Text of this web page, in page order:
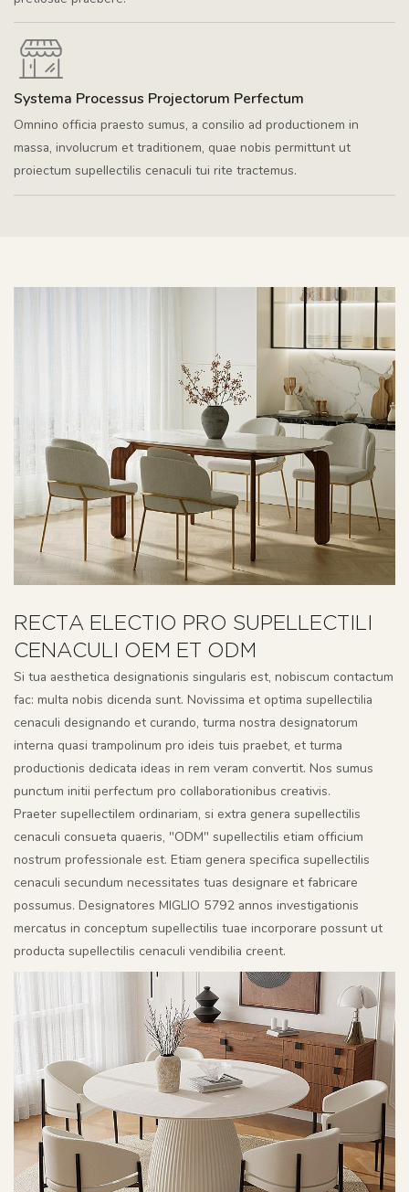
Systema Processus Projectorum Perfectum
Omnino officia praesto sumus, a consilio ad productionem in
massa, involucrum et traditionem, quae nobis permittunt ut
proiectum supellectilis cenaculi tui rite tractemus.
RECTA ELECTIO PRO SUPELLECTILI
CENACULI OEM ET ODM
Si tua aesthetica designationis singularis est, nobiscum contactum
fac: multa nobis dicenda sunt. Novissima et optima supellectilia
cenaculi designando et curando, turma nostra designatorum
interna quasi trampolinum pro ideis tuis praebet, et turma
productionis dedicata ideas in rem veram convertit. Nos sumus
punctum initii perfectum pro collaborationibus creativis.
Praeter supellectilem ordinariam, si extra genera supellectilis
cenaculi consueta quaeris, "ODM" supellectilis etiam officium
nostrum professionale est. Etiam genera specifica supellectilis
cenaculi secundum necessitates tuas designare et fabricare
possumus. Designatores MIGLIO 5792 annos investigationis
mercatus in conceptum supellectilis tuae incorporare possunt ut
producta supellectilis cenaculi vendibilia creent.